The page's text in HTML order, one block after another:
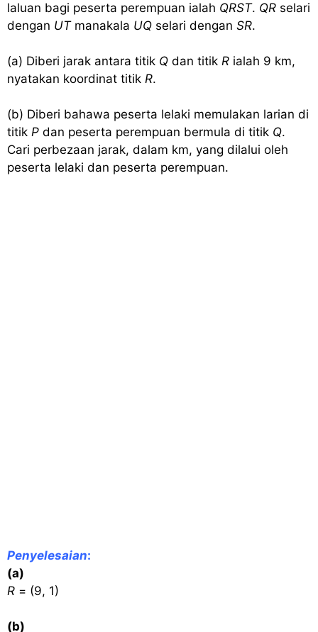
laluan bagi peserta perempuan ialah QRST. QR selari
dengan UTmanakala UQ selari dengan SR.
(a) Diberi jarak antara titik Q dan titik R ialah 9 km,
nyatakan koordinat titik R.
(b) Diberi bahawa peserta lelaki memulakan larian di
titik P dan peserta perempuan bermula di titik Q.
Cari perbezaan jarak, dalam km, yang dilalui oleh
peserta lelaki dan peserta perempuan.
Penyelesaian:
(a)
R = (9, 1)
(b)